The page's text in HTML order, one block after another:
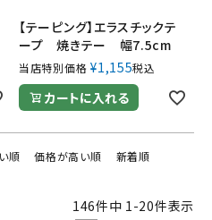
【テーピング】エラスチックテ
ープ 焼きテー 幅7.5cm
当店特別価格 ¥1,155税込
カートに入れる
順 価格が高い順
新着順
146件中 1 -20件表示